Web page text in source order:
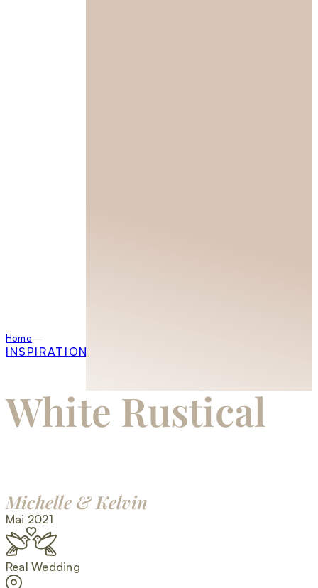
Home
INSPIRATION
White Rustical
Michelle & Kelvin
Mai 2021
Real Wedding